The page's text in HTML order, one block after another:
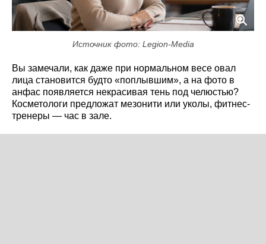
Источник фото: Legion-Media
Вы замечали, как даже при нормальном весе овал
лица становится будто «поплывшим», а на фото в
анфас появляется некрасивая тень под челюстью?
Косметологи предложат мезонити или уколы, фитнес-
тренеры — час в зале.